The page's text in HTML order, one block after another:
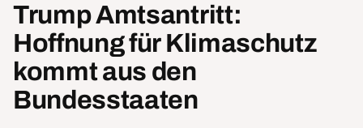
Trump Amtsantritt:
Hoffnung für Klimaschutz
kommt aus den
Bundesstaaten